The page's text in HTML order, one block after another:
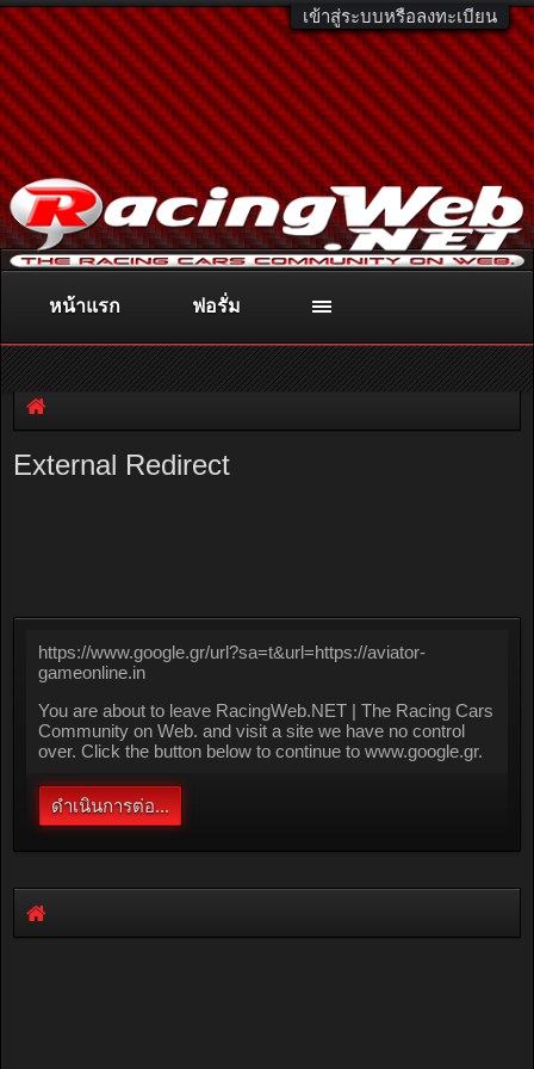
เข้าสู่ระบบหรือลงทะเบียน
ติดต่อลงโฆษณา racingweb@gmail.comหรือโทร. 081-811-1138
หรืออ่านรายละเอียดเพิ่มเติม คลิกที่นี่
External Redirect
https://www.google.gr/url?sa=t&url=https://aviator-
gameonline.in
You are about to leave RacingWeb.NET | The Racing Cars
Community on Web. and visit a site we have no control
over. Click the button below to continue to www.google.gr.
ดำเนินการต่อ...
หน้าแรก ฟอรั่ม